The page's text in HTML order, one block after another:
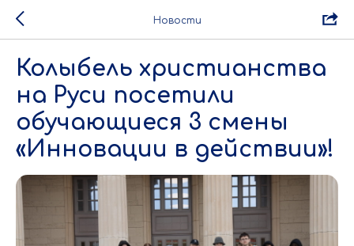
Новости
Колыбель христианства
на Руси посетили
обучающиеся 3 смены
«Инновации в действии»!